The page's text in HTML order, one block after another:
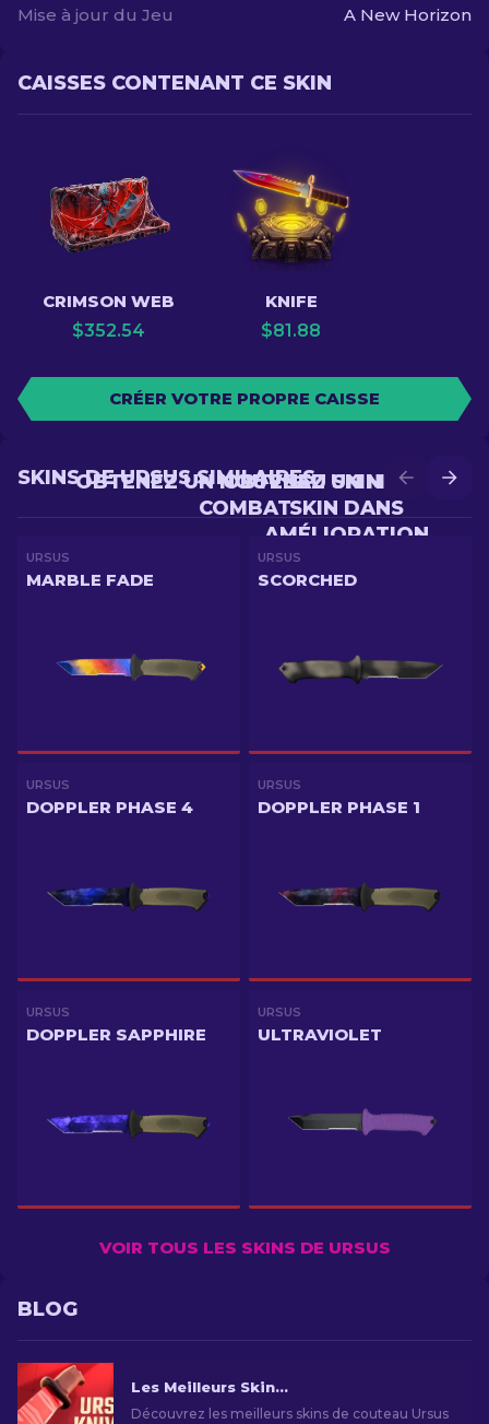
Mise à jour du Jeu A New Horizon
CAISSES CONTENANT CE SKIN
CRIMSON WEB
$352.54
KNIFE
$81.88
CRÉER VOTRE PROPRE CAISSE
OBTENEZ UN MEILLEUR
SKIN DANS
AMÉLIORATION
OBTENEZ UN NOUVEAU SKIN EN
COMBAT
SKINS DE URSUS SIMILAIRES
URSUS
MARBLE FADE
URSUS
SCORCHED
URSUS
DOPPLER PHASE 4
URSUS
DOPPLER PHASE 1
URSUS
DOPPLER SAPPHIRE
URSUS
ULTRAVIOLET
VOIR TOUS LES SKINS DE URSUS
BLOG
Les Meilleurs Skins Couteau Ursus CS2 : Meilleurs Choix à Acheter en 2026
Découvrez les meilleurs skins de couteau Ursus